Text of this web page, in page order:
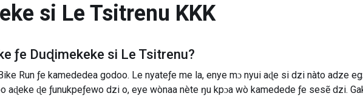
si Le Tsitrenu KKK
ƒe Duɖimekeke si Le Tsitrenu?
Run ƒe kamededea godoo. Le nyateƒe me la, enye mɔ nyui aɖe si dzi nàto adze
aɖeke ɖe ƒunukpeƒewo dzi o, eye wònaa nète ŋu kpɔa wò kamedede ƒe sesẽ dzi.